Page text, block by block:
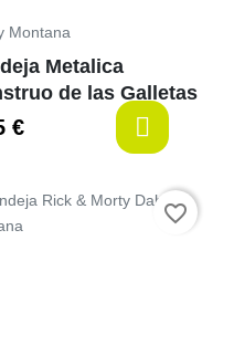
items
Montana
Metalica
de las Galletas
€
favorite_border